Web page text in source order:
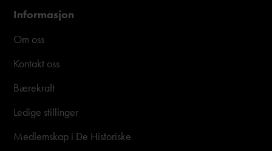
Informasjon
Om oss
Kontakt oss
Bærekraft
Ledige stillinger
Medlemskap i De Historiske